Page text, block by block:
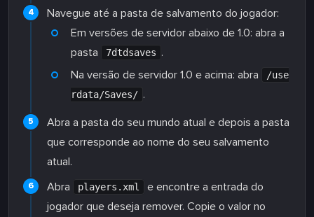
Navegue até a pasta de salvamento do jogador:
Em versões de servidor abaixo de 1.0: abra a
pasta
7dtdsaves .
Na versão de servidor 1.0 e acima: abra
/use
rdata/Saves/ .
Abra a pasta do seu mundo atual e depois a pasta
que corresponde ao nome do seu salvamento
atual.
Abra
players.xml
e encontre a entrada do
jogador que deseja remover. Copie o valor no